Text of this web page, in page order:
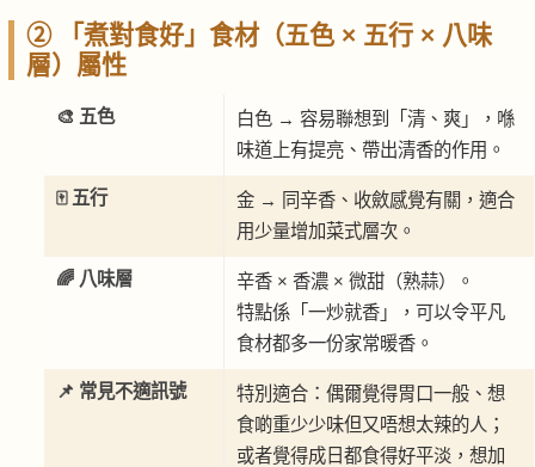
② 「煮對食好」食材（五色 × 五行 × 八味
層）屬性
🎨 五色
白色 → 容易聯想到「清、爽」，喺
味道上有提亮、帶出清香的作用。
🀄 五行
金 → 同辛香、收斂感覺有關，適合
用少量增加菜式層次。
🌈 八味層
辛香 × 香濃 × 微甜（熟蒜）。
特點係「一炒就香」，可以令平凡
食材都多一份家常暖香。
📌 常見不適訊號
特別適合：偶爾覺得胃口一般、想
食啲重少少味但又唔想太辣的人；
或者覺得成日都食得好平淡，想加